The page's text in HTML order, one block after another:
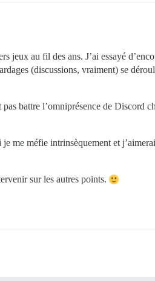
jeux au fil des ans. J’ai essayé
(discussions, vraiment) se
battre l’omniprésence de Discord
me méfie intrinsèquement et
sur les autres points.